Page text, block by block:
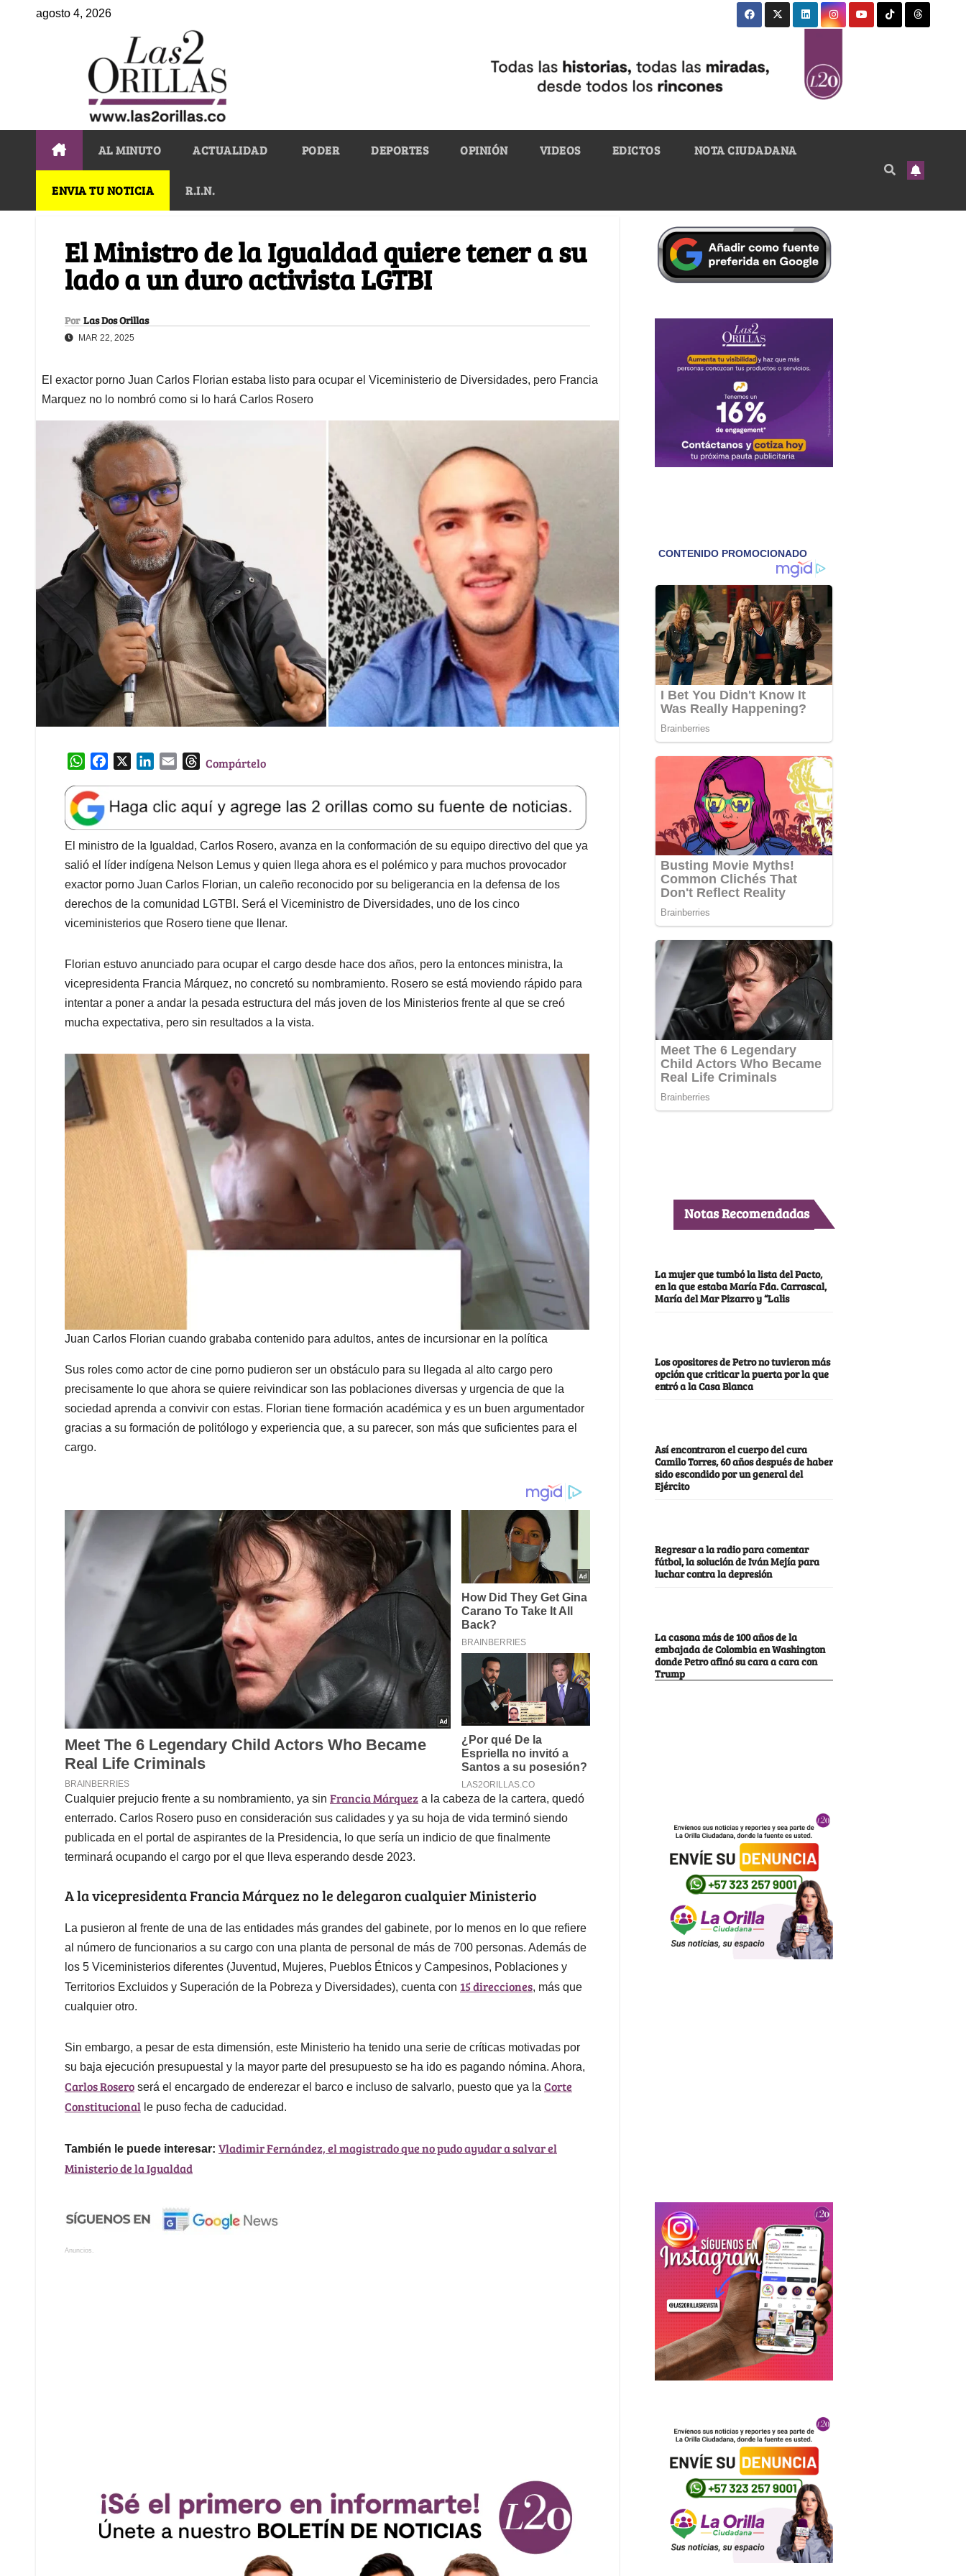
agosto 4, 2026
AL MINUTO ACTUALIDAD PODER DEPORTES OPINIÓN VIDEOS EDICTOS NOTA CIUDADANA
ENVIA TU NOTICIA R.I.N.
El Ministro de la Igualdad quiere tener a su
lado a un duro activista LGTBI
Por Las Dos Orillas
MAR 22, 2025
El exactor porno Juan Carlos Florian estaba listo para ocupar el Viceministerio de Diversidades, pero Francia
Marquez no lo nombró como si lo hará Carlos Rosero
W
a
t
s
A
p
p
e
b
o
o
k
k
e
d
I
n
l
T
e
a
d
s
Compártelo
El ministro de la Igualdad, Carlos Rosero, avanza en la conformación de su equipo directivo del que ya
salió el líder indígena Nelson Lemus y quien llega ahora es el polémico y para muchos provocador
exactor porno Juan Carlos Florian, un caleño reconocido por su beligerancia en la defensa de los
derechos de la comunidad LGTBI. Será el Viceministro de Diversidades, uno de los cinco
viceministerios que Rosero tiene que llenar.
Florian estuvo anunciado para ocupar el cargo desde hace dos años, pero la entonces ministra, la
vicepresidenta Francia Márquez, no concretó su nombramiento. Rosero se está moviendo rápido para
intentar a poner a andar la pesada estructura del más joven de los Ministerios frente al que se creó
mucha expectativa, pero sin resultados a la vista.
Juan Carlos Florian cuando grababa contenido para adultos, antes de incursionar en la política
Sus roles como actor de cine porno pudieron ser un obstáculo para su llegada al alto cargo pero
precisamente lo que ahora se quiere reivindicar son las poblaciones diversas y urgencia de que la
sociedad aprenda a convivir con estas. Florian tiene formación académica y es un buen argumentador
gracias a su formación de politólogo y experiencia que, a su parecer, son más que suficientes para el
cargo.
Cualquier prejucio frente a su nombramiento, ya sin Francia Márquez a la cabeza de la cartera, quedó
enterrado. Carlos Rosero puso en consideración sus calidades y ya su hoja de vida terminó siendo
publicada en el portal de aspirantes de la Presidencia, lo que sería un indicio de que finalmente
terminará ocupando el cargo por el que lleva esperando desde 2023.
A la vicepresidenta Francia Márquez no le delegaron cualquier Ministerio
La pusieron al frente de una de las entidades más grandes del gabinete, por lo menos en lo que refiere
al número de funcionarios a su cargo con una planta de personal de más de 700 personas. Además de
los 5 Viceministerios diferentes (Juventud, Mujeres, Pueblos Étnicos y Campesinos, Poblaciones y
Territorios Excluidos y Superación de la Pobreza y Diversidades), cuenta con 15 direcciones, más que
cualquier otro.
Sin embargo, a pesar de esta dimensión, este Ministerio ha tenido una serie de críticas motivadas por
su baja ejecución presupuestal y la mayor parte del presupuesto se ha ido es pagando nómina. Ahora,
Carlos Rosero será el encargado de enderezar el barco e incluso de salvarlo, puesto que ya la Corte
Constitucional le puso fecha de caducidad.
También le puede interesar: Vladimir Fernández, el magistrado que no pudo ayudar a salvar el
Ministerio de la Igualdad
Anuncios.
Notas Recomendadas
La mujer que tumbó la lista del Pacto,
en la que estaba María Fda. Carrascal,
María del Mar Pizarro y “Lalis
Los opositores de Petro no tuvieron más
opción que criticar la puerta por la que
entró a la Casa Blanca
Así encontraron el cuerpo del cura
Camilo Torres, 60 años después de haber
sido escondido por un general del
Ejército
Regresar a la radio para comentar
fútbol, la solución de Iván Mejía para
luchar contra la depresión
La casona más de 100 años de la
embajada de Colombia en Washington
donde Petro afinó su cara a cara con
Trump